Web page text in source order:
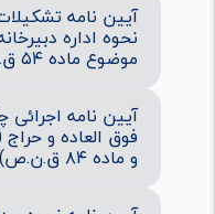
آیین نامه
نحوه اداره
موضوع ماده ۵۴ ق.ن.ص)
آیین نامه
و ماده ۸۴ ق.ن.ص)